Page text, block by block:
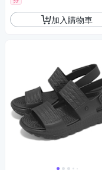
加入購物車